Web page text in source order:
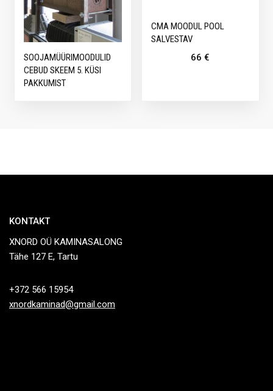
SOOJAMÜÜRIMOODULID
CEBUD SKEEM 5. KÜSI
PAKKUMIST
CMA MOODUL POOL
SALVESTAV
66€
KONTAKT
XNORD OÜ KAMINASALONG
Tähe 127 E, Tartu
+372 566 15954
xnordkaminad@gmail.com